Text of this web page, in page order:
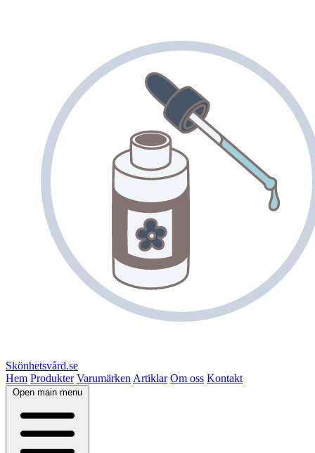
Skönhetsvård.se
Hem Produkter Varumärken Artiklar Om oss Kontakt
Open main menu